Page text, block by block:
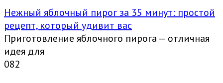
Нежный яблочный пирог за 35 минут: простой
рецепт, который удивит вас
Приготовление яблочного пирога — отличная
идея для
082